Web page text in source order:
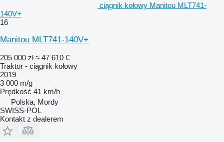
ciągnik kołowy Manitou MLT741-
140V+
16
Manitou MLT741-140V+
205 000 zł ≈ 47 610 €
Traktor - ciągnik kołowy
2019
3 000 m/g
Prędkość 41 km/h
Polska, Mordy
SWISS-POL
Kontakt z dealerem